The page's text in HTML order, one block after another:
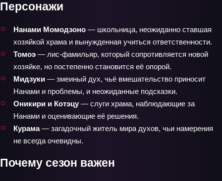
Персонажи
Нанами Момодзоно — школьница, неожиданно ставшая
хозяйкой храма и вынужденная учиться ответственности.
Томоэ — лис‑фамильяр, который сопротивляется новой
хозяйке, но постепенно становится её опорой.
Мидзуки — змеиный дух, чьё вмешательство приносит
Нанами и проблемы, и неожиданные подсказки.
Оникири и Котэцу — слуги храма, наблюдающие за
Нанами и оценивающие её решения.
Курама— загадочный житель мира духов, чьи намерения
не всегда очевидны.
Почему сезон важен